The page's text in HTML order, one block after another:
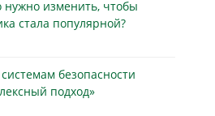
изменить, чтобы
стала популярной?
безопасности
подход»